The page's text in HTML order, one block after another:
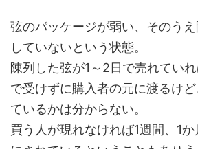
弦のパッケージが弱い、そのう
していないという状態。
陳列した弦が1～2日で売れてい
で受けずに購入者の元に渡るけ
ているかは分からない。
買う人が現れなければ1週間、1